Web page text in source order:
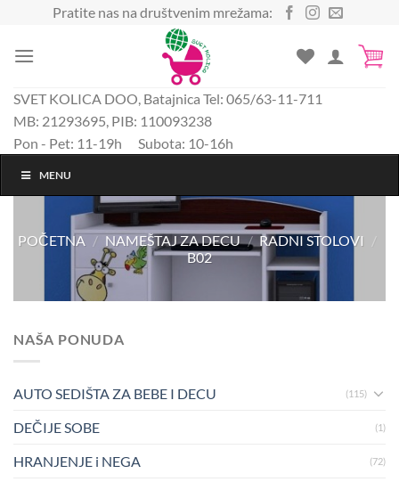
sadržaj
Pratite nas na društvenim mrežama:
SVET KOLICA DOO, Batajnica Tel: 065/63-11-711
MB: 21293695, PIB: 110093238
Pon - Pet: 11-19h Subota: 10-16h
MENU
POČETNA / NAMEŠTAJ ZA DECU / RADNI STOLOVI
/
B02
NAŠA PONUDA
AUTO SEDIŠTA ZA BEBE I DECU (115)
DEČIJE SOBE (1)
HRANJENJE i NEGA (72)